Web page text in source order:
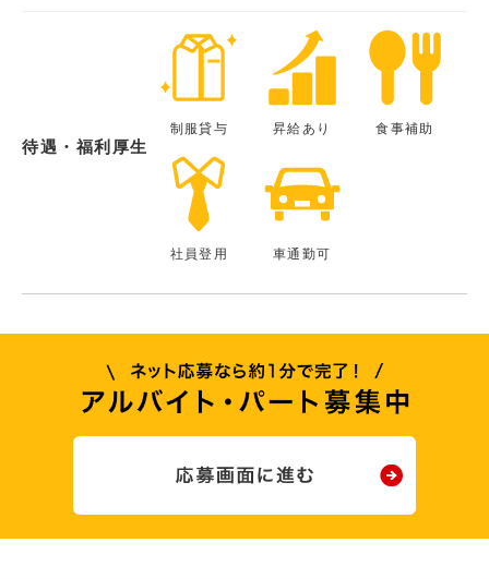
待遇・福利厚生
制服貸与 昇給あり 食事補助
社員登用 車通勤可